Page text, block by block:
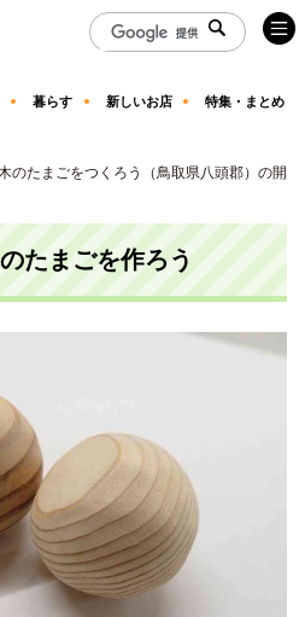
暮らす 新しいお店 特集・まとめ
のたまごをつくろう（鳥取県八頭郡）の開
たまごを作ろう